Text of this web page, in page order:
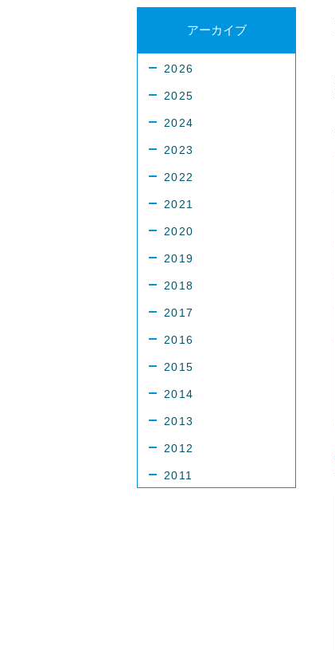
アーカイブ
2026
2025
2024
2023
2022
2021
2020
2019
2018
2017
2016
2015
2014
2013
2012
2011